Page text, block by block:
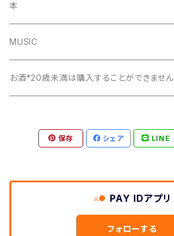
本
MUSIC
お酒*20歳未満は購入することができません
保存 シェア LINE
PAY IDアプリ
フォローする